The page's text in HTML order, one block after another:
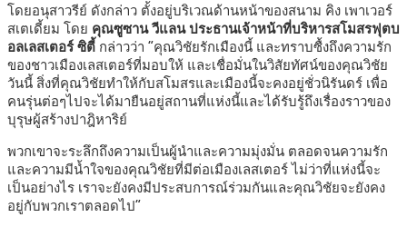
โดยอนุสาวรีย์ ดังกล่าว ตั้งอยู่บริเวณด้านหน้าของสนาม คิง เพาเวอร์
สเตเดี้ยม โดย คุณซูซาน วีแลน ประธานเจ้าหน้าที่บริหารสโมสรฟุตบ
อลเลสเตอร์ ซิตี้ กล่าวว่า “คุณวิชัยรักเมืองนี้ และทราบซื้งถึงความรัก
ของชาวเมืองเลสเตอร์ที่มอบให้ และเชื่อมั่นในวิสัยทัศน์ของคุณวิชัย
วันนี้ สิ่งที่คุณวิชัยทำให้กับสโมสรและเมืองนี้จะคงอยู่ชั่วนิรันดร์ เพื่อ
คนรุ่นต่อๆไปจะได้มายืนอยู่สถานที่แห่งนี้และได้รับรู้ถึงเรื่องราวของ
บุรุษผู้สร้างปาฎิหาริย์
พวกเขาจะระลึกถึงความเป็นผู้นำและความมุ่งมั่น ตลอดจนความรัก
และความมีน้ำใจของคุณวิชัยที่มีต่อเมืองเลสเตอร์ ไม่ว่าที่แห่งนี้จะ
เป็นอย่างไร เราจะยังคงมีประสบการณ์ร่วมกันและคุณวิชัยจะยังคง
อยู่กับพวกเราตลอดไป”